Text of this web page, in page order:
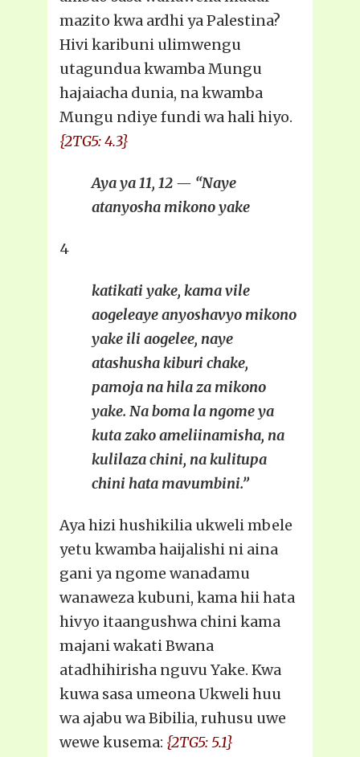
mazito kwa ardhi ya Palestina?
Hivi karibuni ulimwengu
utagundua kwamba Mungu
hajaiacha dunia, na kwamba
Mungu ndiye fundi wa hali hiyo.
{2TG5: 4.3}
Aya ya 11, 12 — “Naye
atanyosha mikono yake
4
katikati yake, kama vile
aogeleaye anyoshavyo mikono
yake ili aogelee, naye
atashusha kiburi chake,
pamoja na hila za mikono
yake. Na boma la ngome ya
kuta zako ameliinamisha, na
kulilaza chini, na kulitupa
chini hata mavumbini.”
Aya hizi hushikilia ukweli mbele
yetu kwamba haijalishi ni aina
gani ya ngome wanadamu
wanaweza kubuni, kama hii hata
hivyo itaangushwa chini kama
majani wakati Bwana
atadhihirisha nguvu Yake. Kwa
kuwa sasa umeona Ukweli huu
wa ajabu wa Bibilia, ruhusu uwe
wewe kusema: {2TG5: 5.1}